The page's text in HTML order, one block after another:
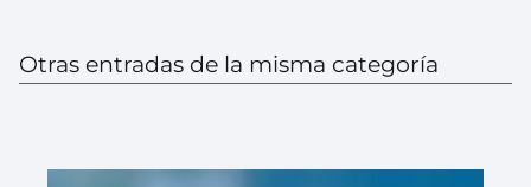
Otras entradas de la misma categoría